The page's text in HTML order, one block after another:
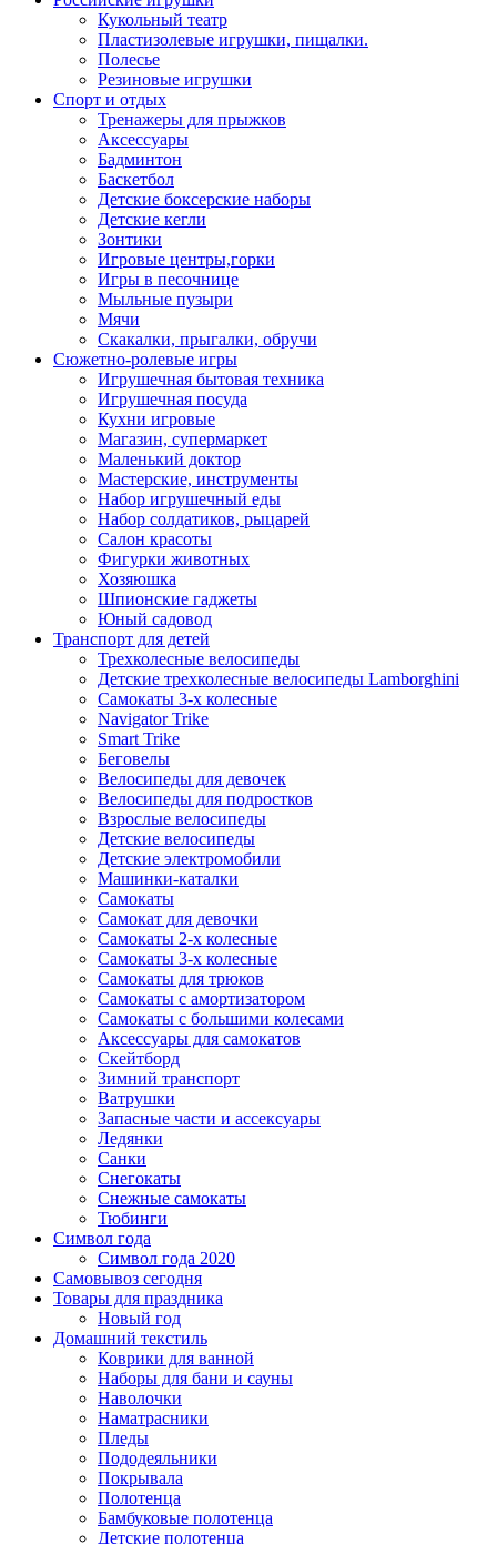
Кукольный театр
Пластизолевые игрушки, пищалки.
Полесье
Резиновые игрушки
Спорт и отдых
Тренажеры для прыжков
Аксессуары
Бадминтон
Баскетбол
Детские боксерские наборы
Детские кегли
Зонтики
Игровые центры,горки
Игры в песочнице
Мыльные пузыри
Мячи
Скакалки, прыгалки, обручи
Сюжетно-ролевые игры
Игрушечная бытовая техника
Игрушечная посуда
Кухни игровые
Магазин, супермаркет
Маленький доктор
Мастерские, инструменты
Набор игрушечный еды
Набор солдатиков, рыцарей
Салон красоты
Фигурки животных
Хозяюшка
Шпионские гаджеты
Юный садовод
Транспорт для детей
Трехколесные велосипеды
Детские трехколесные велосипеды Lamborghini
Самокаты 3-х колесные
Navigator Trike
Smart Trike
Беговелы
Велосипеды для девочек
Велосипеды для подростков
Взрослые велосипеды
Детские велосипеды
Детские электромобили
Машинки-каталки
Самокаты
Самокат для девочки
Самокаты 2-х колесные
Самокаты 3-х колесные
Самокаты для трюков
Самокаты с амортизатором
Самокаты с большими колесами
Аксессуары для самокатов
Скейтборд
Зимний транспорт
Ватрушки
Запасные части и ассексуары
Ледянки
Санки
Снегокаты
Снежные самокаты
Тюбинги
Символ года
Символ года 2020
Самовывоз сегодня
Товары для праздника
Новый год
Домашний текстиль
Коврики для ванной
Наборы для бани и сауны
Наволочки
Наматрасники
Пледы
Пододеяльники
Покрывала
Полотенца
Бамбуковые полотенца
Детские полотенца